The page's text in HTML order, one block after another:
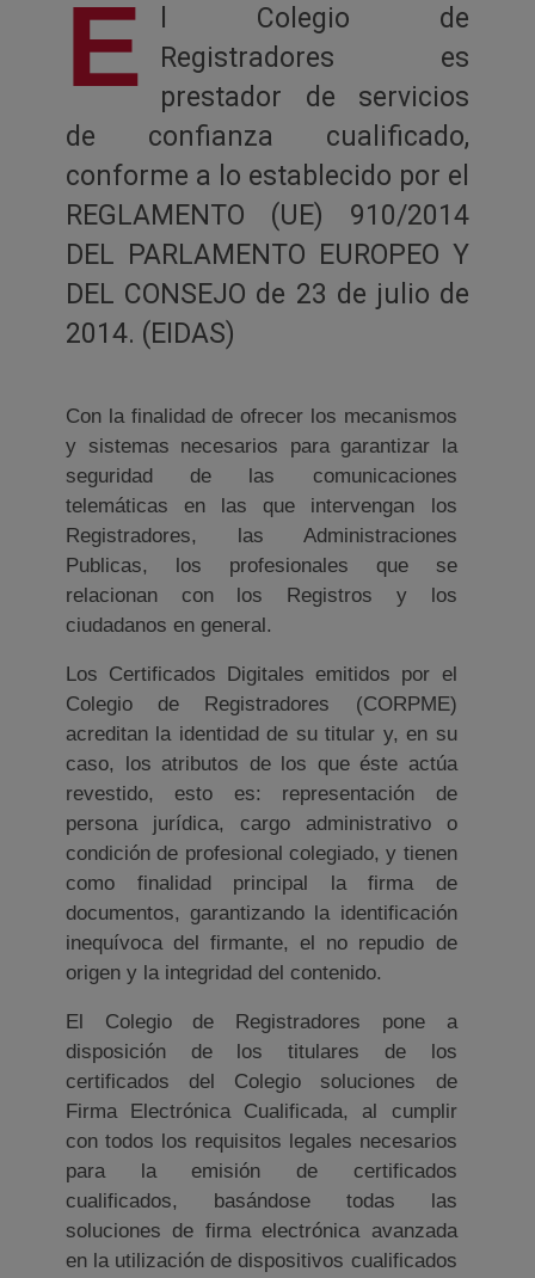
E
l Colegio de
Registradores es
prestador de servicios
de confianza cualificado,
conforme a lo establecido por el
REGLAMENTO (UE) 910/2014
DEL PARLAMENTO EUROPEO Y
DEL CONSEJO de 23 de julio de
2014. (EIDAS)
Con la finalidad de ofrecer los mecanismos
y sistemas necesarios para garantizar la
seguridad de las comunicaciones
telemáticas en las que intervengan los
Registradores, las Administraciones
Publicas, los profesionales que se
relacionan con los Registros y los
ciudadanos en general.
Los Certificados Digitales emitidos por el
Colegio de Registradores (CORPME)
acreditan la identidad de su titular y, en su
caso, los atributos de los que éste actúa
revestido, esto es: representación de
persona jurídica, cargo administrativo o
condición de profesional colegiado, y tienen
como finalidad principal la firma de
documentos, garantizando la identificación
inequívoca del firmante, el no repudio de
origen y la integridad del contenido.
El Colegio de Registradores pone a
disposición de los titulares de los
certificados del Colegio soluciones de
Firma Electrónica Cualificada, al cumplir
con todos los requisitos legales necesarios
para la emisión de certificados
cualificados, basándose todas las
soluciones de firma electrónica avanzada
en la utilización de dispositivos cualificados